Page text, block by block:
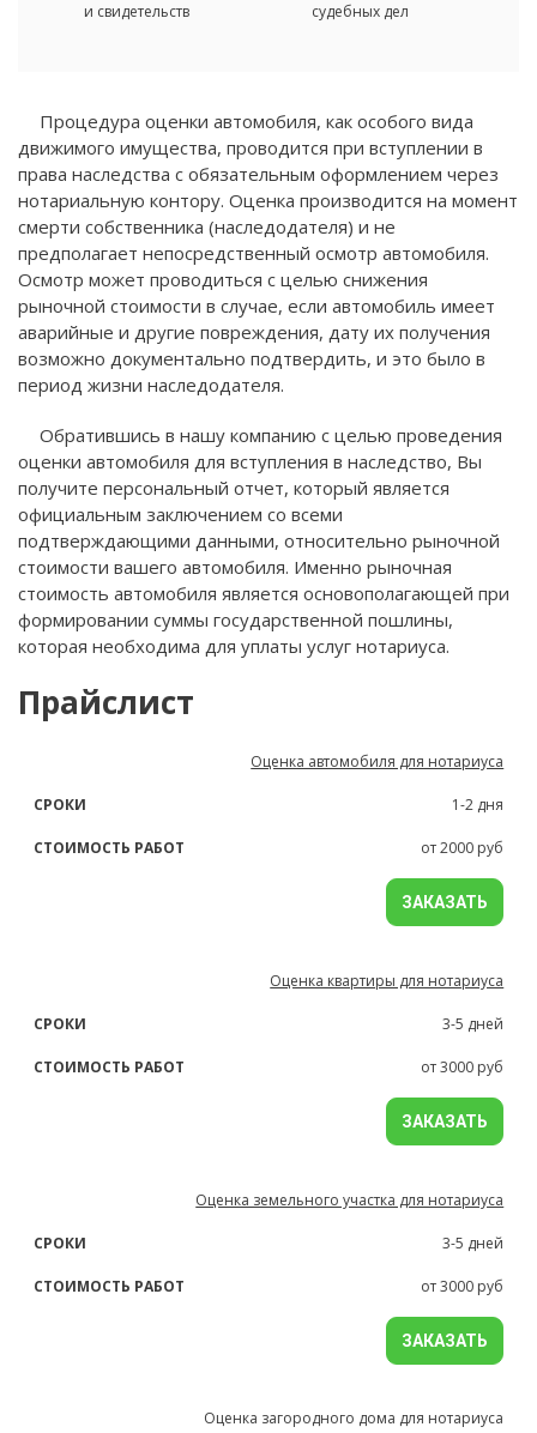
и свидетельств
судебных дел
Процедура оценки автомобиля, как особого вида
движимого имущества, проводится при вступлении в
права наследства с обязательным оформлением через
нотариальную контору. Оценка производится на момент
смерти собственника (наследодателя) и не
предполагает непосредственный осмотр автомобиля.
Осмотр может проводиться с целью снижения
рыночной стоимости в случае, если автомобиль имеет
аварийные и другие повреждения, дату их получения
возможно документально подтвердить, и это было в
период жизни наследодателя.
Обратившись в нашу компанию с целью проведения
оценки автомобиля для вступления в наследство, Вы
получите персональный отчет, который является
официальным заключением со всеми
подтверждающими данными, относительно рыночной
стоимости вашего автомобиля. Именно рыночная
стоимость автомобиля является основополагающей при
формировании суммы государственной пошлины,
которая необходима для уплаты услуг нотариуса.
Прайслист
СТОИМОСТЬ
Оценка автомобиля для нотариуса
1-2 дня
от 2000 руб
ЗАКАЗАТЬ
Оценка квартиры для нотариуса
3-5 дней
от 3000 руб
ЗАКАЗАТЬ
Оценка земельного участка для нотариуса
3-5 дней
от 3000 руб
ЗАКАЗАТЬ
Оценка загородного дома для нотариуса